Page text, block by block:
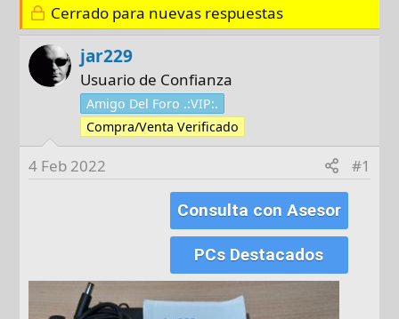
o
r
h
a
d
e
i
n
i
c
q
u
a
Cerrado para nuevas respuestas
jar229
Usuario de Confianza
Amigo Del Foro .:VIP:.
Compra/Venta Verificado
4 Feb 2022 #1
Consulta con Asesor
PCs Destacados